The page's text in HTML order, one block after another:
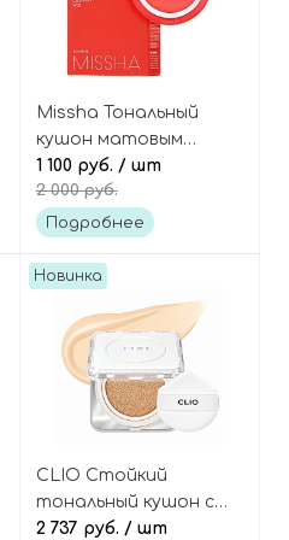
Missha Тональный
кушон матовым
финишем, 21 тон Velvet
Finish Cushion 21
SPF50+ PA+++
1 100 руб. / шт
2 000 руб.
Подробнее
Новинка
CLIO Стойкий
тональный кушон с
полуматовым
2 737 руб. / шт